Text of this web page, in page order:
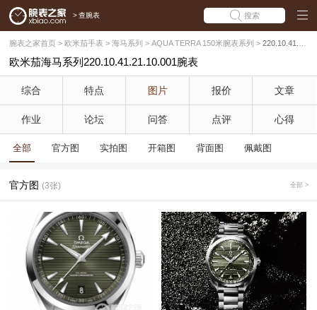
> 查腕表 搜索
腕表之家首页 > 欧米茄手表 > 海马系列 > AQUA TERRA 150米腕表系列 > 220.10.41.21.10.001
欧米茄海马系列220.10.41.21.10.001腕表
综合 特点 图片 报价 文章
作业 论坛 问答 点评 心得
全部 官方图 实拍图 开箱图 背面图 佩戴图
官方图 (3张) 全部 >